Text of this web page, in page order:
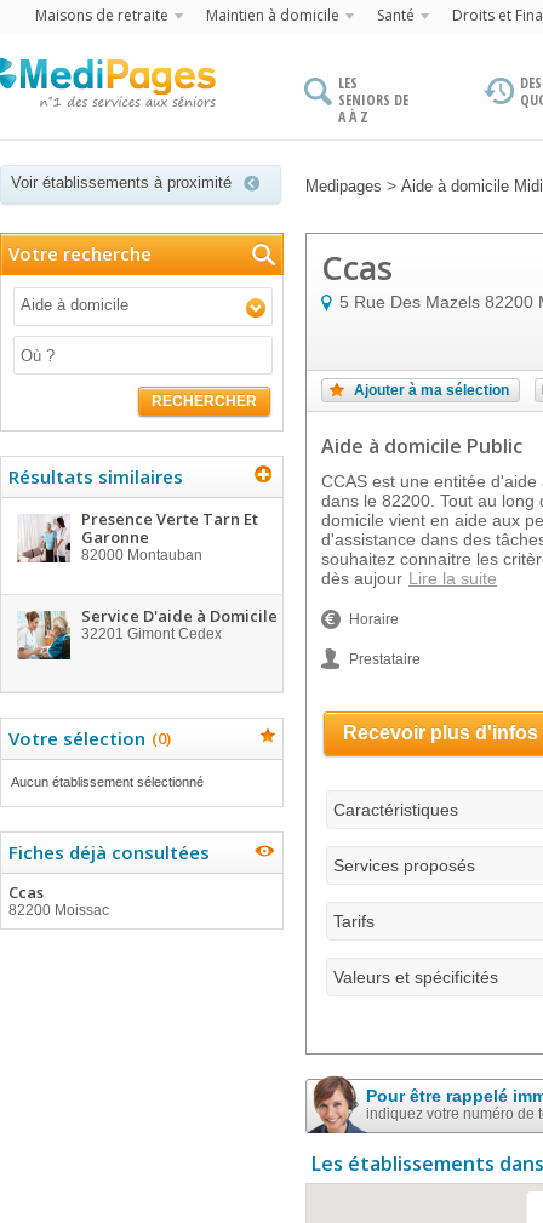
Maisons de retraite Maintien à domicile Santé Droits et
LES
SENIORS DE
A À Z
Voir établissements à proximité Medipages > Aide à domicile
Votre recherche
Aide à domicile
RECHERCHER
Résultats similaires
Presence Verte Tarn Et
Garonne
82000 Montauban
Service D'aide à Domicile
32201 Gimont Cedex
Votre sélection (0)
Aucun établissement sélectionné
Fiches déjà consultées
Ccas
82200 Moissac
Ccas
5 Rue Des Mazels 82200
Ajouter à ma sélection
Aide à domicile Public
CCAS est une entitée
dans le 82200. Tout au
domicile vient en aide aux
d'assistance dans des
souhaitez connaitre les
dès aujour Lire la suite
Horaire
Prestataire
Recevoir plus d'infos
Caractéristiques
Services proposés
Tarifs
Valeurs et spécificités
Pour être rappelé
indiquez votre numéro de
Les établissements